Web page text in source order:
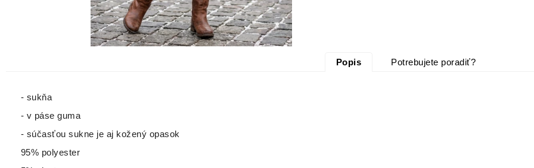
Popis Potrebujete poradiť?
- sukňa
- v páse guma
- súčasťou sukne je aj kožený opasok
95% polyester